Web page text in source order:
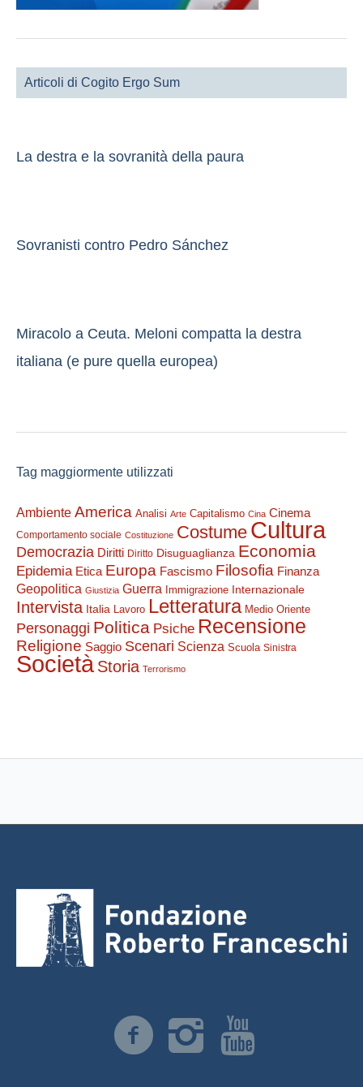
Articoli di Cogito Ergo Sum
La destra e la sovranità della paura
Sovranisti contro Pedro Sánchez
Miracolo a Ceuta. Meloni compatta la destra
italiana (e pure quella europea)
Tag maggiormente utilizzati
Ambiente America Analisi Arte Capitalismo Cina Cinema
Comportamento sociale Costituzione Costume Cultura
Democrazia Diritti Diritto Disuguaglianza Economia
Epidemia Etica Europa Fascismo Filosofia Finanza
Geopolitica Giustizia Guerra Immigrazione Internazionale
Intervista Italia Lavoro Letteratura Medio Oriente
Personaggi Politica Psiche Recensione
Religione Saggio Scenari Scienza Scuola Sinistra
Società Storia Terrorismo